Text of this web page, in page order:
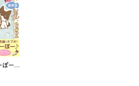
野性のぽーぽー【豪華版】